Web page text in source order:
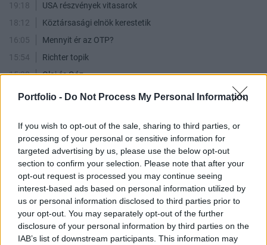
Portfolio - Do Not Process My Personal Information
If you wish to opt-out of the sale, sharing to third parties, or
processing of your personal or sensitive information for
targeted advertising by us, please use the below opt-out
section to confirm your selection. Please note that after your
opt-out request is processed you may continue seeing
interest-based ads based on personal information utilized by
us or personal information disclosed to third parties prior to
your opt-out. You may separately opt-out of the further
disclosure of your personal information by third parties on the
IAB’s list of downstream participants. This information may
19:18
USA részvények vitasarok
18:12
Köztársasági elnök kerestetik
16:05
Mennyit ér az OTP?
15:54
Richter topik
15:30
Olaj és Gáz
14:03
Klímakamu
10:45
Humor
09:56
Alteo Nyrt.
09:49
BUX index, BUX határidő, BÉT!
09:45
Panoráma
08:41
*Shortosok klubja*
05:04
Opus real.